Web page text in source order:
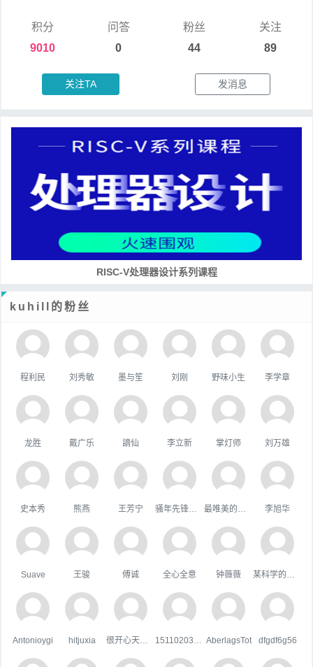
积分
9010
问答
0
粉丝
44
关注
89
关注TA 发消息
培养RISC-V大学土壤 共建RISC-V教育生态
kuhill的粉丝
程利民 刘秀敏 墨与笙 刘刚 野味小生 李学章
龙胜 戴广乐 謫仙 李立新 掌灯师 刘万雄
史本秀 熊燕 王芳宁 李旭华
Suave 王骏 傅诚 全心全意 钟薇薇
Antonioygi hitjuxia AberlagsTot dfgdf6g56